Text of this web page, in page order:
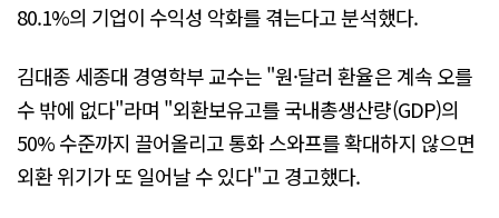
80.1%의 기업이 수익성 악화를 겪는다고 분석했다.
김대종 세종대 경영학부 교수는 "원·달러 환율은 계속 오를
수 밖에 없다"라며 "외환보유고를 국내총생산량(GDP)의
50% 수준까지 끌어올리고 통화 스와프를 확대하지 않으면
외환 위기가 또 일어날 수 있다"고 경고했다.